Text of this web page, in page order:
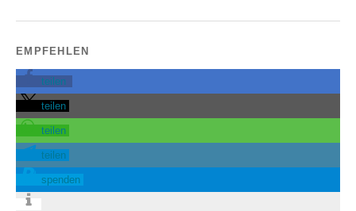
EMPFEHLEN
teilen
teilen
teilen
teilen
spenden